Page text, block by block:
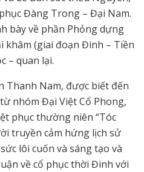
Đàng Trong – Đại Nam.
bày về phần Phỏng dựng
khâm (giai đoạn Đinh – Tiền
– quan lại.
Thanh Nam, được biết đến
nhóm Đại Việt Cổ Phong,
phục thường niên “Tóc
truyền cảm hứng lịch sử
lôi cuốn và sáng tạo và
về cổ phục thời Đinh với